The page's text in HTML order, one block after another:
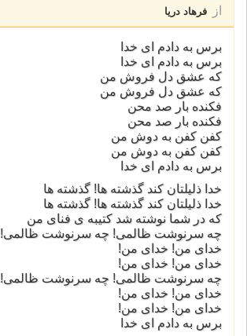
از فرهاد دریا
برس به دادم ای خدا
برس به دادم ای خدا
که عشق دل فروش من
که عشق دل فروش من
فکنده بار صد محن
فکنده بار صد محن
کفن کفن به دوش من
کفن کفن به دوش من
برس به دادم ای خدا
خدا ذلیلتان کند گذشته ها! گذشته ها
خدا ذلیلتان کند گذشته ها! گذشته ها
که در شما نوشته شد کتیبه ی فنای من
چه سرنوشت ظالمی! چه سرنوشت ظالمی!
خدای من! خدای من!
خدای من! خدای من!
چه سرنوشت ظالمی! چه سرنوشت ظالمی!
خدای من! خدای من!
خدای من! خدای من!
برس به دادم ای خدا